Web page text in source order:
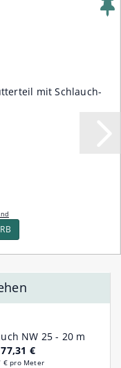
mit Schlauch-
NW 25 - 20 m
€
€ pro Meter